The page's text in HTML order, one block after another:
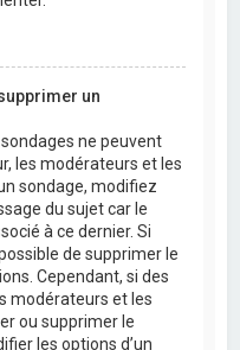
un
ne peuvent
les modérateurs et les
sondage, modifiez
du sujet car le
à ce dernier. Si
de supprimer le
Cependant, si des
modérateurs et les
ou supprimer le
les options d’un